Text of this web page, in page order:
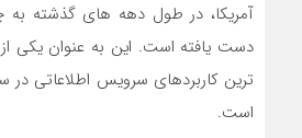
آمریکا، در طول دهه های گذشته به
دست یافته است. این به عنوان یکی
ترین کاربردهای سرویس اطلاعاتی
است.